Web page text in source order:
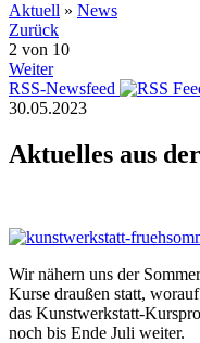
Aktuell » News
Zurück
2 von 10
Weiter
RSS-Newsfeed
30.05.2023
Aktuelles aus
Wir nähern uns der
Kurse draußen statt,
das Kunstwerkstatt-
noch bis Ende Juli weiter.